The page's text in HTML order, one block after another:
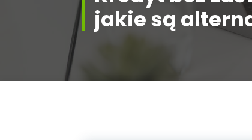
jakie są